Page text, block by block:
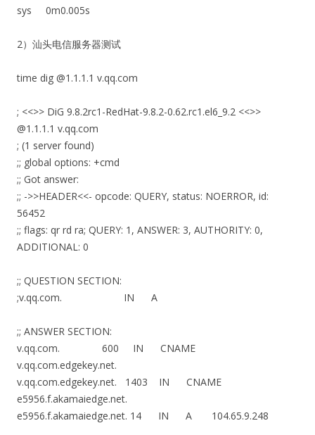
sys 0m0.005s
2）汕头电信服务器测试
time dig @1.1.1.1 v.qq.com
; <<>> DiG 9.8.2rc1-RedHat-9.8.2-0.62.rc1.el6_9.2 <<>>
@1.1.1.1 v.qq.com
; (1 server found)
;; global options: +cmd
;; Got answer:
;; ->>HEADER<<- opcode: QUERY, status: NOERROR, id:
56452
;; flags: qr rd ra; QUERY: 1, ANSWER: 3, AUTHORITY: 0,
ADDITIONAL: 0
;; QUESTION SECTION:
;v.qq.com. IN A
;; ANSWER SECTION:
v.qq.com. 600 IN CNAME
v.qq.com.edgekey.net.
v.qq.com.edgekey.net. 1403 IN CNAME
e5956.f.akamaiedge.net.
e5956.f.akamaiedge.net. 14 IN A 104.65.9.248